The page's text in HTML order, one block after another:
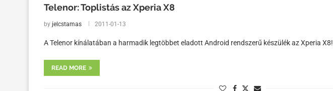
Telenor: Toplistás az Xperia X8
by jelcstamas 2011-01-13
A Telenor kínálatában a harmadik legtöbbet eladott Android rendszerű készülék az Xperia X8!
READ MORE